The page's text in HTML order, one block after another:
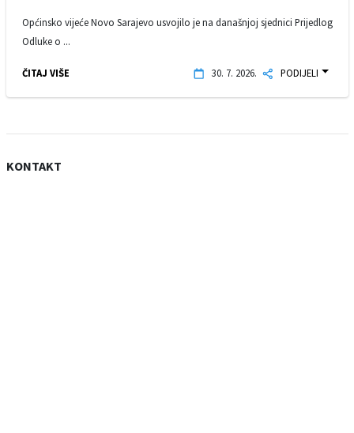
Općinsko vijeće Novo Sarajevo usvojilo je na današnjoj sjednici Prijedlog
Odluke o ...
ČITAJ VIŠE 30. 7. 2026. PODIJELI
KONTAKT